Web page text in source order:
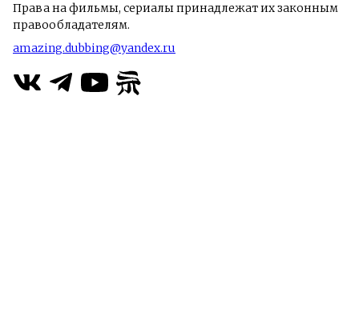
Права на фильмы, сериалы принадлежат их законным
правообладателям.
amazing.dubbing@yandex.ru